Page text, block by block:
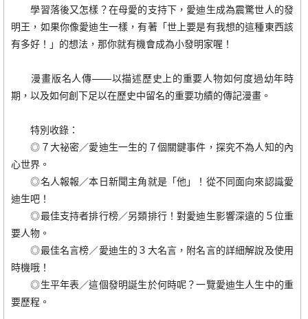
學習落後又怎樣？在母愛的支持下，愛迪生成為震驚世人的發
明王，如果你像愛迪生一樣，有著「世上要是有我想的這種東西該
有多好！」的想法，那你就有機會成為小發明家喔！
漫畫版名人傳——以描述歷史上的重要人物如何度過幼年時
期，以及如何創下足以在歷史中留名的重要功績的傳記漫畫。
特別收錄：
◎７大祕密／愛迪生一生的７個關鍵事件，探究不為人知的內
心世界。
◎名人報報／本日新聞主角就是「他」！從不同面向來認識愛
迪生吧！
◎最佳支持者排行榜／另類排行！對愛迪生影響深遠的５位重
要人物。
◎最佳名言榜／愛迪生的３大名言，附名言的詳細解說及使用
時機哦！
◎生平年表／這個發明誕生於何時呢？一覽愛迪生人生中的重
要歷程。